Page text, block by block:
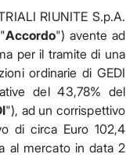
RIUNITE S.p.A.
Accordo") avente ad
per il tramite di una
ordinarie di GEDI
del 43,78% del
"), ad un corrispettivo
di circa Euro 102,4
al mercato in data 2